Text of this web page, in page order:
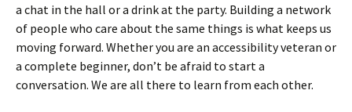
a chat in the hall or a drink at the party. Building a network
of people who care about the same things is what keeps us
moving forward. Whether you are an accessibility veteran or
a complete beginner, don’t be afraid to start a
conversation. We are all there to learn from each other.